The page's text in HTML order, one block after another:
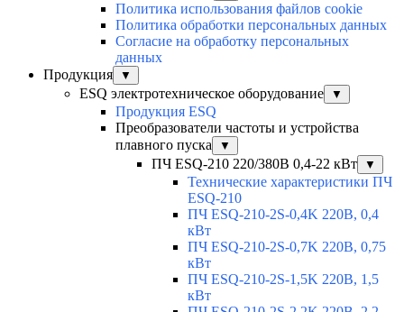
Политика использования файлов cookie
Политика обработки персональных данных
Согласие на обработку персональных
данных
Продукция
▼
ESQ электротехническое оборудование ▼
Продукция ESQ
Преобразователи частоты и устройства
плавного пуска
▼
ПЧ ESQ-210 220/380В 0,4-22 кВт ▼
Технические характеристики ПЧ
ESQ-210
ПЧ ESQ-210-2S-0,4K 220В, 0,4
кВт
ПЧ ESQ-210-2S-0,7K 220В, 0,75
кВт
ПЧ ESQ-210-2S-1,5K 220В, 1,5
кВт